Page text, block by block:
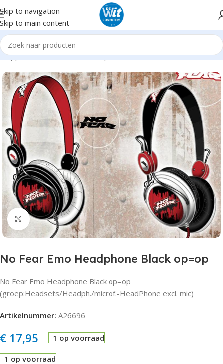
Skip to navigation
Skip to main content
Headsets/Headph./microf. HeadPhone excl. mic
Click to enlarge
No Fear Emo Headphone Black op=op
No Fear Emo Headphone Black op=op
(groep:Headsets/Headph./microf.-HeadPhone excl. mic)
Artikelnummer: A26696
€ 17,95 1 op voorraad
1 op voorraad